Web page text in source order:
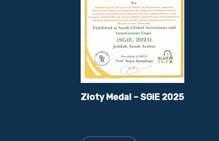
Złoty Medal – SGiE 2025